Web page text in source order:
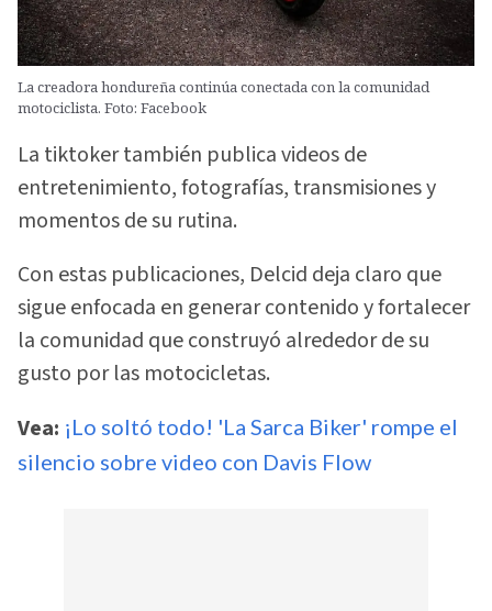
La creadora hondureña continúa conectada con la comunidad
motociclista. Foto: Facebook
La tiktoker también publica videos de
entretenimiento, fotografías, transmisiones y
momentos de su rutina.
Con estas publicaciones, Delcid deja claro que
sigue enfocada en generar contenido y fortalecer
la comunidad que construyó alrededor de su
gusto por las motocicletas.
Vea: ¡Lo soltó todo! 'La Sarca Biker' rompe el
silencio sobre video con Davis Flow